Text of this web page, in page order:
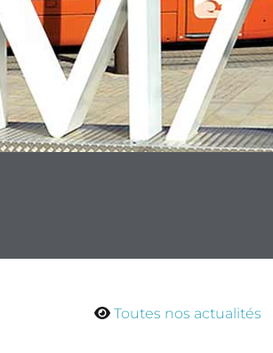
Toutes nos actualités